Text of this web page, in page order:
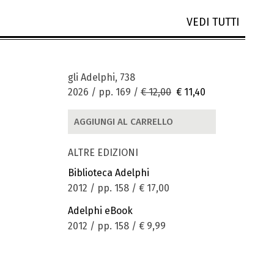
VEDI TUTTI
gli Adelphi, 738
2026 / pp. 169 / € 12,00 € 11,40
AGGIUNGI AL CARRELLO
ALTRE EDIZIONI
Biblioteca Adelphi
2012 / pp. 158 / € 17,00
Adelphi eBook
2012 / pp. 158 / € 9,99